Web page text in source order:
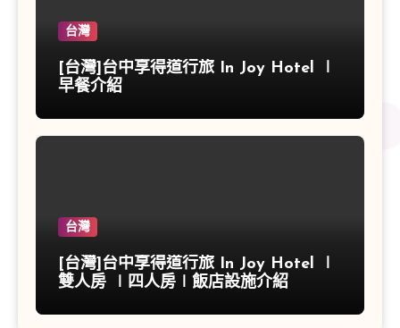
台灣
[台灣]台中享得道行旅 In Joy Hotel ∣
早餐介紹
台灣
[台灣]台中享得道行旅 In Joy Hotel ∣
雙人房 ∣四人房∣飯店設施介紹